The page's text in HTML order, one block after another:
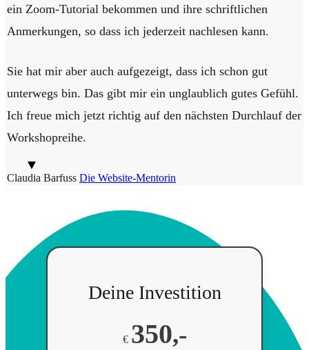
ein Zoom-Tutorial bekommen und ihre schriftlichen
Anmerkungen, so dass ich jederzeit nachlesen kann.
Sie hat mir aber auch aufgezeigt, dass ich schon gut
unterwegs bin. Das gibt mir ein unglaublich gutes Gefühl.
Ich freue mich jetzt richtig auf den nächsten Durchlauf der
Workshopreihe.
Claudia Barfuss Die Website-Mentorin
Deine Investition
€ 350,-